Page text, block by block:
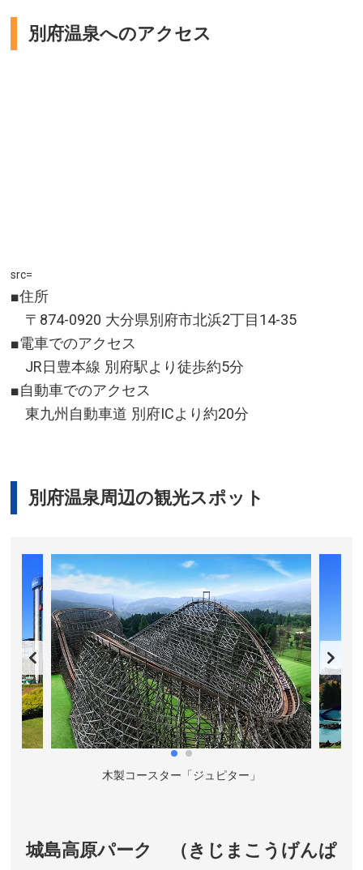
別府温泉へのアクセス
src=
■住所
〒874-0920 大分県別府市北浜2丁目14-35
■電車でのアクセス
JR日豊本線 別府駅より徒歩約5分
■自動車でのアクセス
東九州自動車道 別府ICより約20分
別府温泉周辺の観光スポット
木製コースター「ジュピター」
城島高原パーク （きじまこうげんぱ